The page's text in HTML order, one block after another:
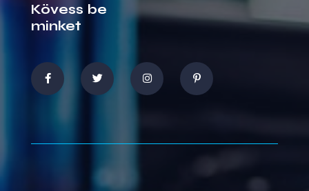
Kövess be
minket